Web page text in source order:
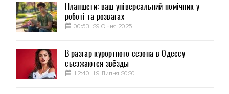
Планшети: ваш універсальний помічник у
роботі та розвагах
00:53, 29 Січня 2025
В разгар курортного сезона в Одессу
съезжаются звёзды
12:40, 19 Липня 2020